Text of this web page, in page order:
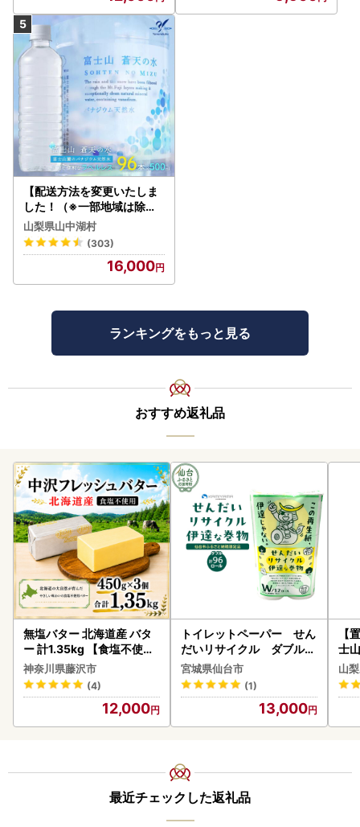
【配送方法を変更いたしま
した！（※一部地域は除く
）】＜ラベルレス＞富士山
蒼天の水 500ml×96本（４
ケース）YC001
山梨県山中湖村
(303)
16,000
ランキングをもっと見る
おすすめ返礼品
無塩バター 北海道産 バタ
ー 計1.35kg 【食塩不使用
】
神奈川県藤沢市
(4)
12,000
トイレットペーパー せん
だいリサイクル ダブル9
6ロール｜トイレット
宮城県仙台市
(1)
13,000
【
士
180
山
最近チェックした返礼品